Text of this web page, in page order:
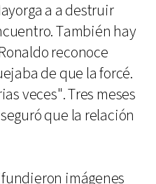
a a destruir
También hay
reconoce
de que la forcé.
veces". Tres meses
que la relación
imágenes